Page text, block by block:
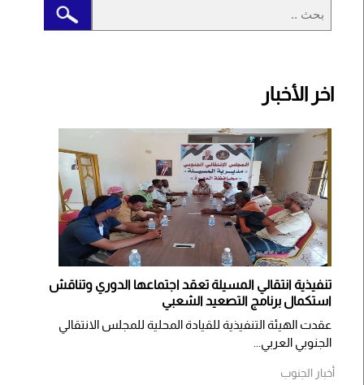
اخر الأخبار
تنفيذية انتقالي المسيلة تعقد اجتماعها الدوري وتناقش
استكمال برنامج التصعيد الشعبي
عقدت الهيئة التنفيذية للقيادة المحلية للمجلس الانتقالي
الجنوبي العربي...
أخبار الجنوب